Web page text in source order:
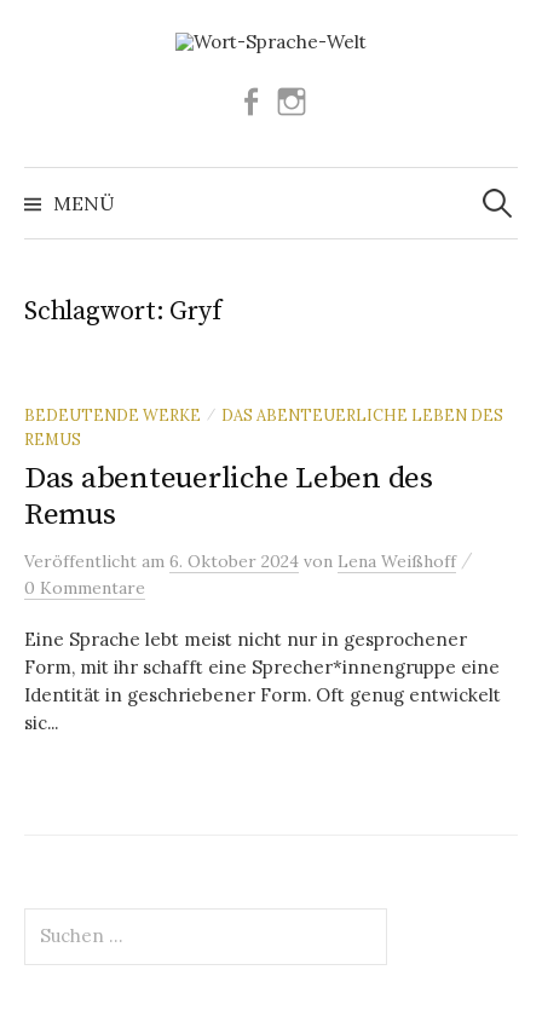
Facebook
MENÜ
Suchen
nach:
Schlagwort: Gryf
BEDEUTENDE WERKE / DAS ABENTEUERLICHE LEBEN DES
REMUS
Das abenteuerliche Leben des
Remus
Veröffentlicht am 6. Oktober 2024 von Lena Weißhoff /
0 Kommentare
Eine Sprache lebt meist nicht nur in gesprochener
Form, mit ihr schafft eine Sprecher*innengruppe eine
Identität in geschriebener Form. Oft genug entwickelt
sic...
nach: